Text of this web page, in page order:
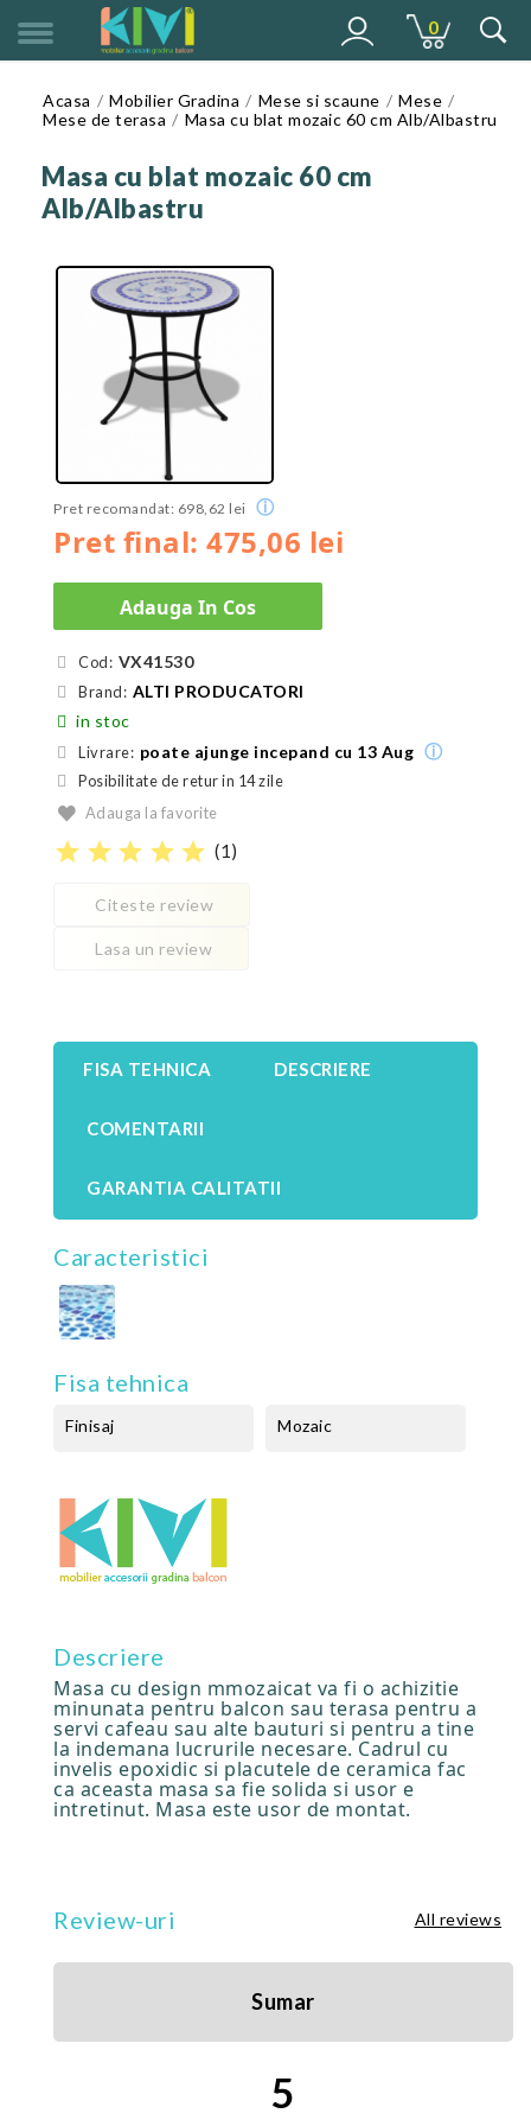
0
Acasa Mobilier Gradina Mese si scaune
Mese
Mese de terasa
Masa cu blat mozaic 60 cm Alb/Albastru
Masa cu blat mozaic 60 cm
Alb/Albastru
Pret final: 475,06 lei
Pret recomandat: 698,62 lei ⓘ
Adauga In Cos
Cod: VX41530
Brand: ALTI PRODUCATORI
in stoc
Livrare: poate ajunge incepand cu 13 Aug ⓘ
Posibilitate de retur in 14 zile
Adauga la favorite
star star star star star (1)
Citeste review
Lasa un review
FISA TEHNICA DESCRIERE
COMENTARII
GARANTIA CALITATII
Caracteristici
Fisa tehnica
Finisaj Mozaic
Descriere
Masa cu design mmozaicat va fi o achizitie
minunata pentru balcon sau terasa pentru a
servi cafeau sau alte bauturi si pentru a tine
la indemana lucrurile necesare. Cadrul cu
invelis epoxidic si placutele de ceramica fac
ca aceasta masa sa fie solida si usor e
intretinut. Masa este usor de montat.
Review-uri All reviews
Sumar
5